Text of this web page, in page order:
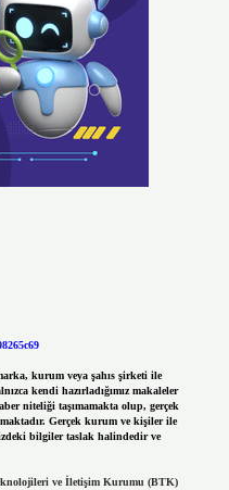
kurum veya şahıs şirketi ile
kendi hazırladığımız makaleler
niteliği taşımamakta olup, gerçek
Gerçek kurum ve kişiler ile
bilgiler taslak halindedir ve
ve İletişim Kurumu (BTK)